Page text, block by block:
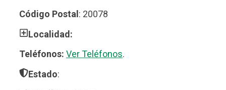
Código Postal : 20078
Localidad:
Teléfonos: Ver Teléfonos.
Estado: